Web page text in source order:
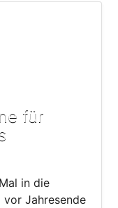
für
in die
Jahresende